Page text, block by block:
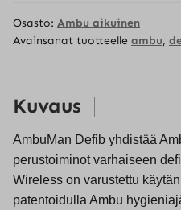
Osasto: Ambu aikuinen
Avainsanat tuotteelle ambu,
Kuvaus
AmbuMan Defib yhdistää
perustoiminot varhaiseen
Wireless on varustettu
patentoidulla Ambu